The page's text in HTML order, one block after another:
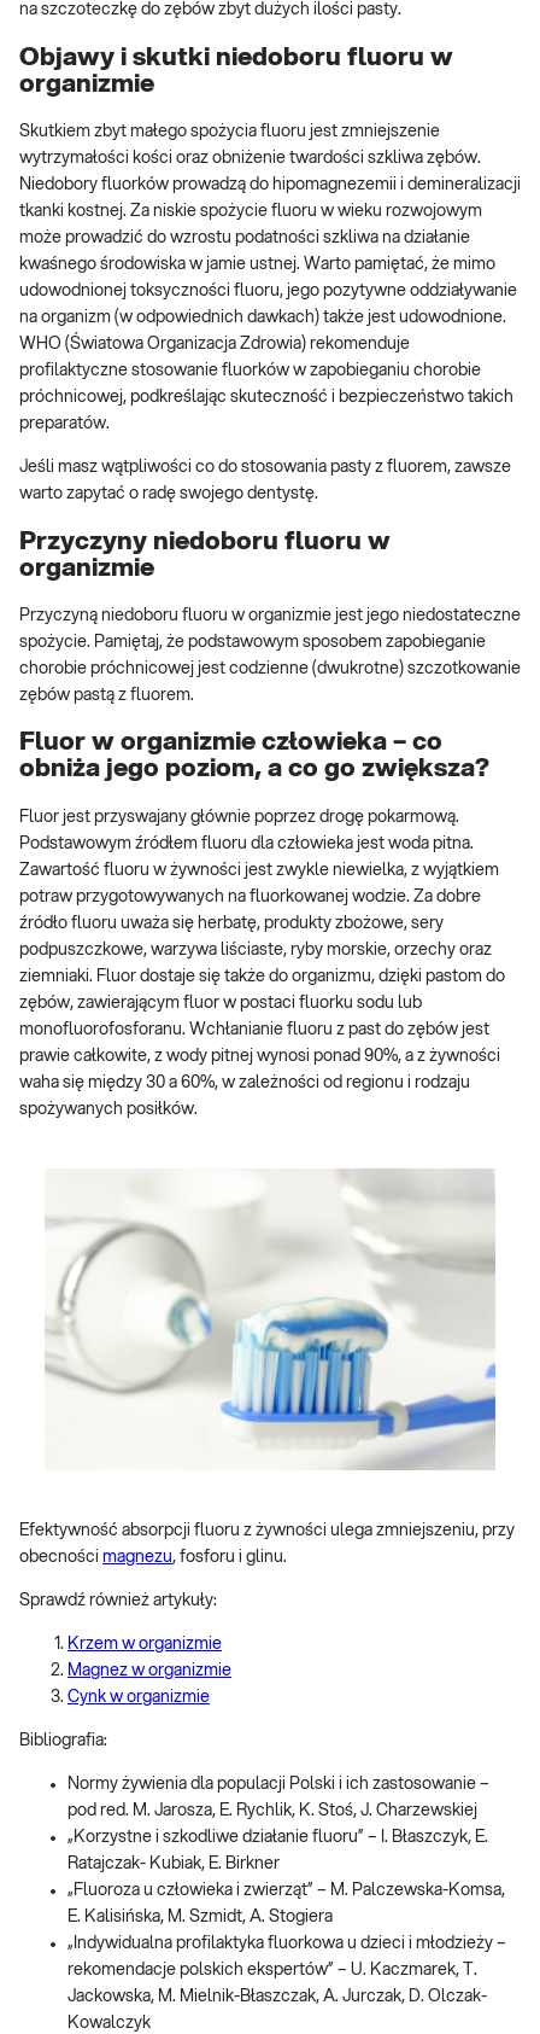
na szczoteczkę do zębów zbyt dużych ilości pasty.
Objawy i skutki niedoboru fluoru w
organizmie
Skutkiem zbyt małego spożycia fluoru jest zmniejszenie
wytrzymałości kości oraz obniżenie twardości szkliwa zębów.
Niedobory fluorków prowadzą do hipomagnezemii i demineralizacji
tkanki kostnej. Za niskie spożycie fluoru w wieku rozwojowym
może prowadzić do wzrostu podatności szkliwa na działanie
kwaśnego środowiska w jamie ustnej. Warto pamiętać, że mimo
udowodnionej toksyczności fluoru, jego pozytywne oddziaływanie
na organizm (w odpowiednich dawkach) także jest udowodnione.
WHO (Światowa Organizacja Zdrowia) rekomenduje
profilaktyczne stosowanie fluorków w zapobieganiu chorobie
próchnicowej, podkreślając skuteczność i bezpieczeństwo takich
preparatów.
Jeśli masz wątpliwości co do stosowania pasty z fluorem, zawsze
warto zapytać o radę swojego dentystę.
Przyczyny niedoboru fluoru w
organizmie
Przyczyną niedoboru fluoru w organizmie jest jego niedostateczne
spożycie. Pamiętaj, że podstawowym sposobem zapobieganie
chorobie próchnicowej jest codzienne (dwukrotne) szczotkowanie
zębów pastą z fluorem.
Fluor w organizmie człowieka – co
obniża jego poziom, a co go zwiększa?
Fluor jest przyswajany głównie poprzez drogę pokarmową.
Podstawowym źródłem fluoru dla człowieka jest woda pitna.
Zawartość fluoru w żywności jest zwykle niewielka, z wyjątkiem
potraw przygotowywanych na fluorkowanej wodzie. Za dobre
źródło fluoru uważa się herbatę, produkty zbożowe, sery
podpuszczkowe, warzywa liściaste, ryby morskie, orzechy oraz
ziemniaki. Fluor dostaje się także do organizmu, dzięki pastom do
zębów, zawierającym fluor w postaci fluorku sodu lub
monofluorofosforanu. Wchłanianie fluoru z past do zębów jest
prawie całkowite, z wody pitnej wynosi ponad 90%, a z żywności
waha się między 30 a 60%, w zależności od regionu i rodzaju
spożywanych posiłków.
Efektywność absorpcji fluoru z żywności ulega zmniejszeniu, przy
obecności magnezu, fosforu i glinu.
Sprawdź również artykuły:
Krzem w organizmie
Magnez w organizmie
Cynk w organizmie
Bibliografia:
Normy żywienia dla populacji Polski i ich zastosowanie –
pod red. M. Jarosza, E. Rychlik, K. Stoś, J. Charzewskiej
„Korzystne i szkodliwe działanie fluoru” – I. Błaszczyk, E.
Ratajczak- Kubiak, E. Birkner
„Fluoroza u człowieka i zwierząt” – M. Palczewska-Komsa,
E. Kalisińska, M. Szmidt, A. Stogiera
„Indywidualna profilaktyka fluorkowa u dzieci i młodzieży –
rekomendacje polskich ekspertów” – U. Kaczmarek, T.
Jackowska, M. Mielnik-Błaszczak, A. Jurczak, D. Olczak-
Kowalczyk